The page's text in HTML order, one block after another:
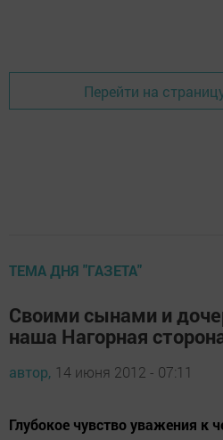
Перейти на
ТЕМА ДНЯ "ГАЗЕТА"
Своими сынами и
наша Нагорная
автор, 14 июня 2012 - 07:11
Глубокое чувство уважения к